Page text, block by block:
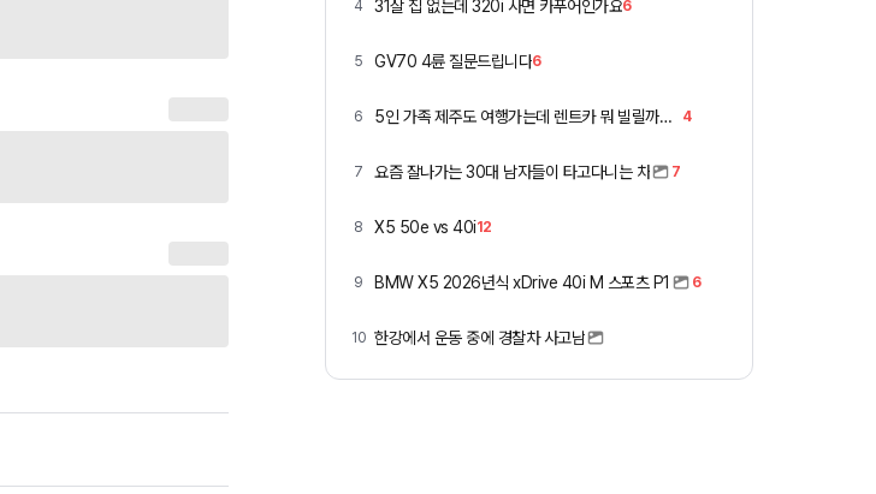
4 31살 집 없는데 320i 사면 카푸어인가요6
5 GV70 4륜 질문드립니다6
6 5인 가족 제주도 여행가는데 렌트카 뭐 빌릴까요 ㅎ 4
7 요즘 잘나가는 30대 남자들이 타고다니는 차 7
8 X5 50e vs 40i12
9 BMW X5 2026년식 xDrive 40i M 스포츠 P1 6
10 한강에서 운동 중에 경찰차 사고남